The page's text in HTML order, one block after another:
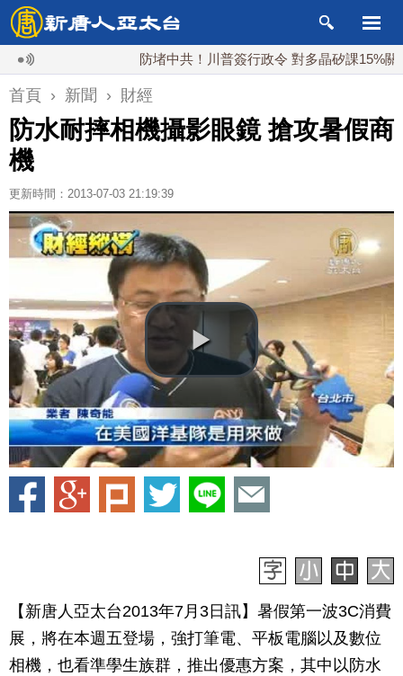
防堵中共！川普簽行政令 對多晶矽課15%關稅
首頁 › 新聞 › 財經
防水耐摔相機攝影眼鏡 搶攻暑假商
機
更新時間：2013-07-03 21:19:39
【新唐人亞太台2013年7月3日訊】暑假第一波3C消費
展，將在本週五登場，強打筆電、平板電腦以及數位
相機，也看準學生族群，推出優惠方案，其中以防水